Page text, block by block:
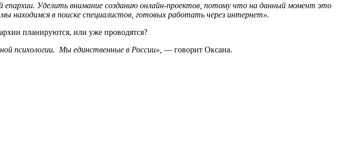
епархии. Уделить внимание созданию онлайн-проектов, потому что на данный момент это
находимся в поиске специалистов, готовых работать через интернет».
планируются, или уже проводятся?
психологии. Мы единственные в России», — говорит Оксана.